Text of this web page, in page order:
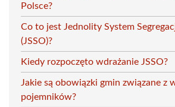
Polsce?
Co to jest Jednolity System
(JSSO)?
Kiedy rozpoczęto wdrażanie JSSO?
Jakie są obowiązki gmin związane z
pojemników?